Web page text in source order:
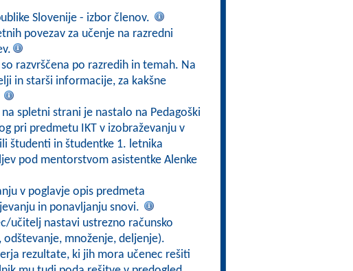
Slovenije - izbor členov.
povezav za učenje na razredni
razvrščena po razredih in temah. Na
in starši informacije, za kakšne
spletni strani je nastalo na Pedagoški
pri predmetu IKT v izobraževanju v
študenti in študentke 1. letnika
pod mentorstvom asistentke Alenke
v poglavje opis predmeta
in ponavljanju snovi.
učitelj nastavi ustrezno računsko
množenje, deljenje).
rezultate, ki jih mora učenec rešiti